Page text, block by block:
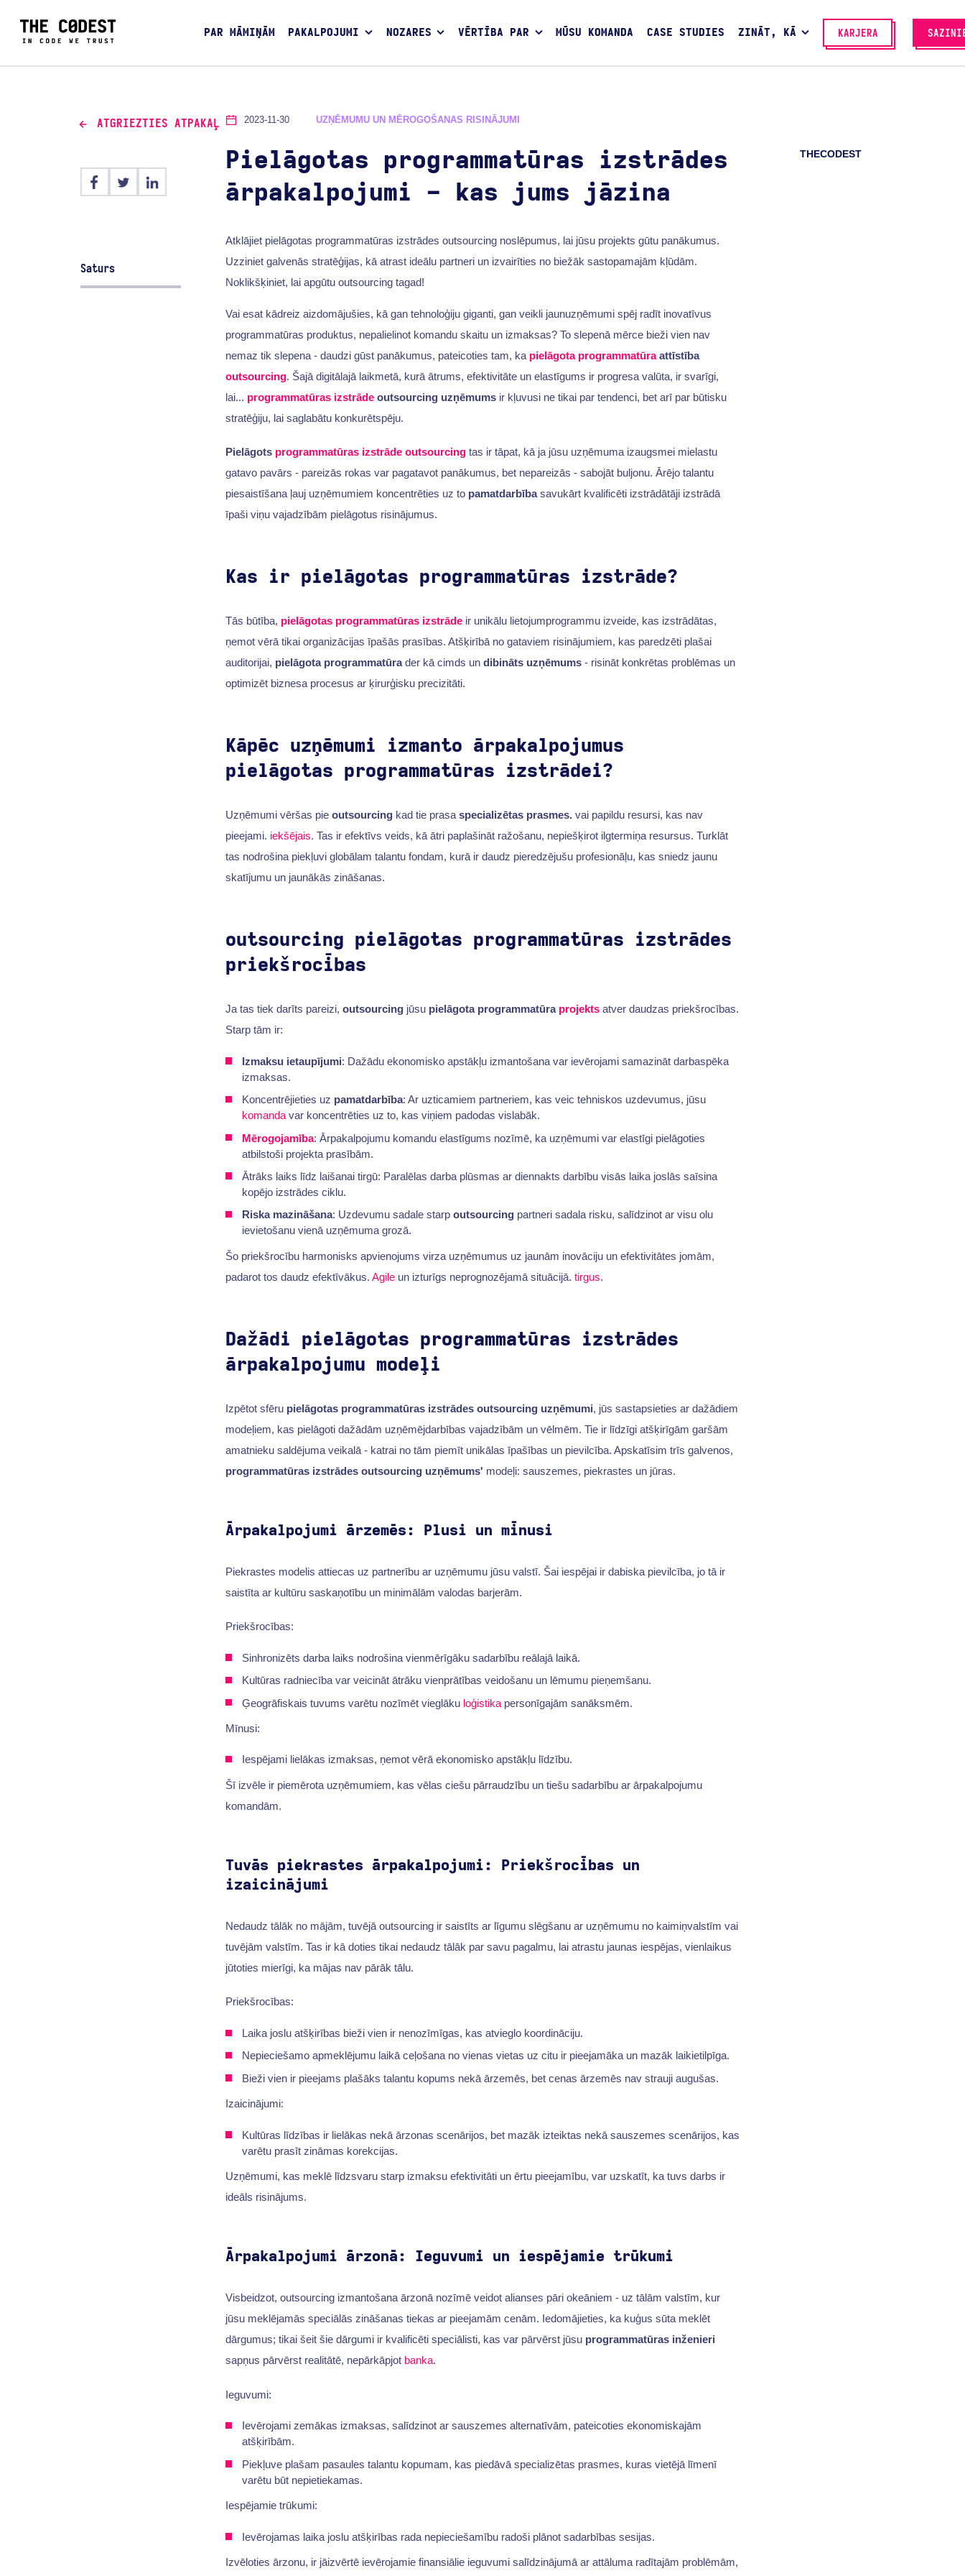
PAR MĀMIŅĀM PAKALPOJUMI NOZARES VĒRTĪBA PAR MŪSU KOMANDA CASE STUDIES ZINĀT, KĀ KARJERA
ATGRIEZTIES ATPAKAĻ
Saturs
2023-11-30 UZŅĒMUMU UN MĒROGOŠANAS RISINĀJUMI
Pielāgotas programmatūras izstrādes
ārpakalpojumi - kas jums jāzina
THECODEST
Atklājiet pielāgotas programmatūras izstrādes outsourcing noslēpumus, lai jūsu projekts gūtu panākumus.
Uzziniet galvenās stratēģijas, kā atrast ideālu partneri un izvairīties no biežāk sastopamajām kļūdām.
Noklikšķiniet, lai apgūtu outsourcing tagad!
Vai esat kādreiz aizdomājušies, kā gan tehnoloģiju giganti, gan veikli jaunuzņēmumi spēj radīt inovatīvus
programmatūras produktus, nepalielinot komandu skaitu un izmaksas? To slepenā mērce bieži vien nav
nemaz tik slepena - daudzi gūst panākumus, pateicoties tam, ka pielāgota programmatūraattīstība
outsourcing. Šajā digitālajā laikmetā, kurā ātrums, efektivitāte un elastīgums ir progresa valūta, ir svarīgi,
lai... programmatūras izstrādeoutsourcing uzņēmumsir kļuvusi ne tikai par tendenci, bet arī par būtisku
stratēģiju, lai saglabātu konkurētspēju.
Pielāgots programmatūras izstrāde outsourcingtas ir tāpat, kā ja jūsu uzņēmuma izaugsmei mielastu
gatavo pavārs - pareizās rokas var pagatavot panākumus, bet nepareizās - sabojāt buljonu. Ārējo talantu
piesaistīšana ļauj uzņēmumiem koncentrēties uz to pamatdarbībasavukārt kvalificēti izstrādātāji izstrādā
īpaši viņu vajadzībām pielāgotus risinājumus.
Kas ir pielāgotas programmatūras izstrāde?
Tās būtība, pielāgotas programmatūras izstrādeir unikālu lietojumprogrammu izveide, kas izstrādātas,
ņemot vērā tikai organizācijas īpašās prasības. Atšķirībā no gataviem risinājumiem, kas paredzēti plašai
auditorijai, pielāgota programmatūrader kā cimds un dibināts uzņēmums- risināt konkrētas problēmas un
optimizēt biznesa procesus ar ķirurģisku precizitāti.
Kāpēc uzņēmumi izmanto ārpakalpojumus
pielāgotas programmatūras izstrādei?
Uzņēmumi vēršas pie outsourcingkad tie prasa specializētas prasmes.vai papildu resursi, kas nav
pieejami. iekšējais. Tas ir efektīvs veids, kā ātri paplašināt ražošanu, nepiešķirot ilgtermiņa resursus. Turklāt
tas nodrošina piekļuvi globālam talantu fondam, kurā ir daudz pieredzējušu profesionāļu, kas sniedz jaunu
skatījumu un jaunākās zināšanas.
outsourcing pielāgotas programmatūras izstrādes
priekšrocības
Ja tas tiek darīts pareizi, outsourcingjūsu pielāgota programmatūra projektsatver daudzas priekšrocības.
Starp tām ir:
Izmaksu ietaupījumi: Dažādu ekonomisko apstākļu izmantošana var ievērojami samazināt darbaspēka
izmaksas.
Koncentrējieties uz pamatdarbība: Ar uzticamiem partneriem, kas veic tehniskos uzdevumus, jūsu
komandavar koncentrēties uz to, kas viņiem padodas vislabāk.
Mērogojamība: Ārpakalpojumu komandu elastīgums nozīmē, ka uzņēmumi var elastīgi pielāgoties
atbilstoši projekta prasībām.
Ātrāks laiks līdz laišanai tirgū: Paralēlas darba plūsmas ar diennakts darbību visās laika joslās saīsina
kopējo izstrādes ciklu.
Riska mazināšana: Uzdevumu sadale starp outsourcingpartneri sadala risku, salīdzinot ar visu olu
ievietošanu vienā uzņēmuma grozā.
Šo priekšrocību harmonisks apvienojums virza uzņēmumus uz jaunām inovāciju un efektivitātes jomām,
padarot tos daudz efektīvākus. Agileun izturīgs neprognozējamā situācijā. tirgus.
Dažādi pielāgotas programmatūras izstrādes
ārpakalpojumu modeļi
Izpētot sfēru pielāgotas programmatūras izstrādes outsourcing uzņēmumi, jūs sastapsieties ar dažādiem
modeļiem, kas pielāgoti dažādām uzņēmējdarbības vajadzībām un vēlmēm. Tie ir līdzīgi atšķirīgām garšām
amatnieku saldējuma veikalā - katrai no tām piemīt unikālas īpašības un pievilcība. Apskatīsim trīs galvenos,
programmatūras izstrādes outsourcing uzņēmums' modeļi: sauszemes, piekrastes un jūras.
Ārpakalpojumi ārzemēs: Plusi un mīnusi
Piekrastes modelis attiecas uz partnerību ar uzņēmumu jūsu valstī. Šai iespējai ir dabiska pievilcība, jo tā ir
saistīta ar kultūru saskaņotību un minimālām valodas barjerām.
Priekšrocības:
Sinhronizēts darba laiks nodrošina vienmērīgāku sadarbību reālajā laikā.
Kultūras radniecība var veicināt ātrāku vienprātības veidošanu un lēmumu pieņemšanu.
Ģeogrāfiskais tuvums varētu nozīmēt vieglāku loģistikapersonīgajām sanāksmēm.
Mīnusi:
Iespējami lielākas izmaksas, ņemot vērā ekonomisko apstākļu līdzību.
Šī izvēle ir piemērota uzņēmumiem, kas vēlas ciešu pārraudzību un tiešu sadarbību ar ārpakalpojumu
komandām.
Tuvās piekrastes ārpakalpojumi: Priekšrocības un
izaicinājumi
Nedaudz tālāk no mājām, tuvējā outsourcing ir saistīts ar līgumu slēgšanu ar uzņēmumu no kaimiņvalstīm vai
tuvējām valstīm. Tas ir kā doties tikai nedaudz tālāk par savu pagalmu, lai atrastu jaunas iespējas, vienlaikus
jūtoties mierīgi, ka mājas nav pārāk tālu.
Priekšrocības:
Laika joslu atšķirības bieži vien ir nenozīmīgas, kas atvieglo koordināciju.
Nepieciešamo apmeklējumu laikā ceļošana no vienas vietas uz citu ir pieejamāka un mazāk laikietilpīga.
Bieži vien ir pieejams plašāks talantu kopums nekā ārzemēs, bet cenas ārzemēs nav strauji augušas.
Izaicinājumi:
Kultūras līdzības ir lielākas nekā ārzonas scenārijos, bet mazāk izteiktas nekā sauszemes scenārijos, kas
varētu prasīt zināmas korekcijas.
Uzņēmumi, kas meklē līdzsvaru starp izmaksu efektivitāti un ērtu pieejamību, var uzskatīt, ka tuvs darbs ir
ideāls risinājums.
Ārpakalpojumi ārzonā: Ieguvumi un iespējamie trūkumi
Visbeidzot, outsourcing izmantošana ārzonā nozīmē veidot alianses pāri okeāniem - uz tālām valstīm, kur
jūsu meklējamās speciālās zināšanas tiekas ar pieejamām cenām. Iedomājieties, ka kuģus sūta meklēt
dārgumus; tikai šeit šie dārgumi ir kvalificēti speciālisti, kas var pārvērst jūsu programmatūras inženieri
sapņus pārvērst realitātē, nepārkāpjot banka.
Ieguvumi:
Ievērojami zemākas izmaksas, salīdzinot ar sauszemes alternatīvām, pateicoties ekonomiskajām
atšķirībām.
Piekļuve plašam pasaules talantu kopumam, kas piedāvā specializētas prasmes, kuras vietējā līmenī
varētu būt nepietiekamas.
Iespējamie trūkumi:
Ievērojamas laika joslu atšķirības rada nepieciešamību radoši plānot sadarbības sesijas.
Izvēloties ārzonu, ir jāizvērtē ievērojamie finansiālie ieguvumi salīdzinājumā ar attāluma radītajām problēmām,